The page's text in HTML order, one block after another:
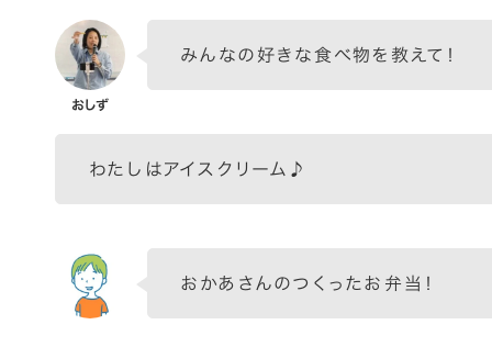
みんなの好きな食べ物を教えて！
わたしはアイスクリーム♪
おかあさんのつくったお弁当！